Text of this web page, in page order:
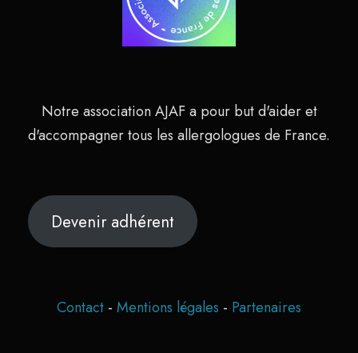
Notre association AJAF a pour but d'aider et
d'accompagner tous les allergologues de France.
Devenir adhérent
Contact - Mentions légales - Partenaires